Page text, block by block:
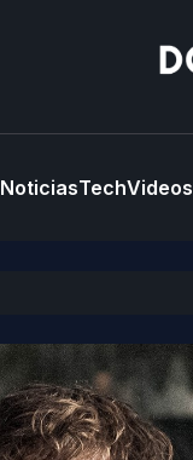
NoticiasTechVideos